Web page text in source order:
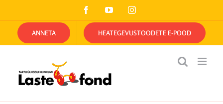
to
content
FacebookYouTubeInstagram
ANNETA HEATEGEVUSTOODETE E-POOD